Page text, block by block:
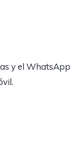
y el WhatsApp